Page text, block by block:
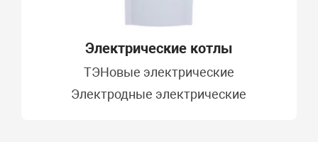
Электрические котлы
ТЭНовые электрические
Электродные электрические